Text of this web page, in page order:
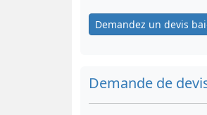
Demandez un devis
Demande de